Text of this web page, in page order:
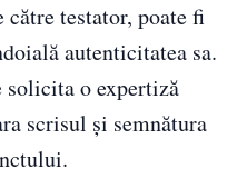
către testator, poate fi
autenticitatea sa.
solicita o expertiză
scrisul și semnătura